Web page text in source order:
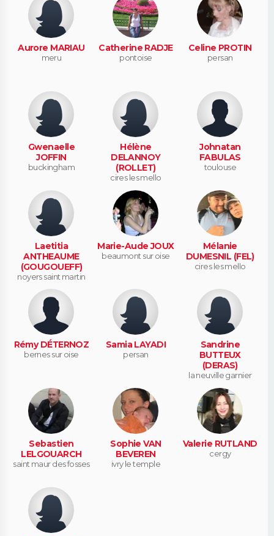
Aurore MARIAU
meru
Catherine RADJE
pontoise
Celine PROTIN
persan
Gwenaelle
JOFFIN
buckingham
Hélène
DELANNOY
(ROLLET)
cires les mello
Johnatan
FABULAS
toulouse
Laetitia
ANTHEAUME
(GOUGOUEFF)
noyers saint martin
Marie-Aude JOUX
beaumont sur oise
Mélanie
DUMESNIL (FEL)
cires les mello
Rémy DÉTERNOZ
bernes sur oise
Samia LAYADI
persan
Sandrine
BUTTEUX
(DERAS)
la neuville garnier
Sebastien
LELGOUARCH
saint maur des fosses
Sophie VAN
BEVEREN
ivry le temple
Valerie RUTLAND
cergy